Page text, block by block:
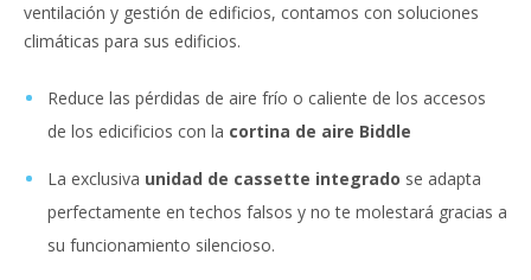
ventilación y gestión de edificios, contamos con soluciones
climáticas para sus edificios.
Reduce las pérdidas de aire frío o caliente de los accesos
de los edicificios con la cortina de aire Biddle
La exclusiva unidad de cassette integrado se adapta
perfectamente en techos falsos y no te molestará gracias a
su funcionamiento silencioso.